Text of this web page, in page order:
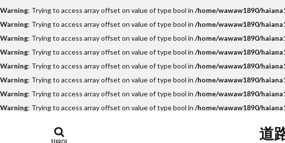
Warning: Trying to access array offset on value of type bool in /home/wawaw1890/
Warning: Trying to access array offset on value of type bool in /home/wawaw1890/
Warning: Trying to access array offset on value of type bool in /home/wawaw1890/
Warning: Trying to access array offset on value of type bool in /home/wawaw1890/
Warning: Trying to access array offset on value of type bool in /home/wawaw1890/
Warning: Trying to access array offset on value of type bool in /home/wawaw1890/
Warning: Trying to access array offset on value of type bool in /home/wawaw1890/
Warning: Trying to access array offset on value of type bool in /home/wawaw1890/
道